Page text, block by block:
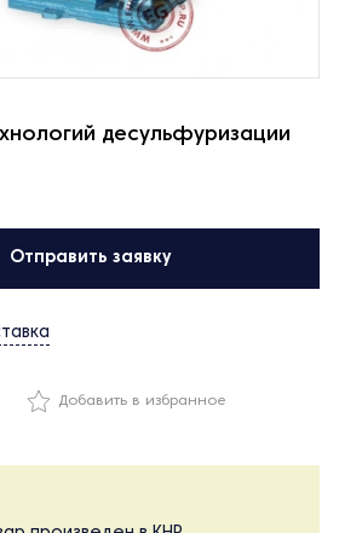
десульфуризации
Отправить заявку
Добавить в избранное